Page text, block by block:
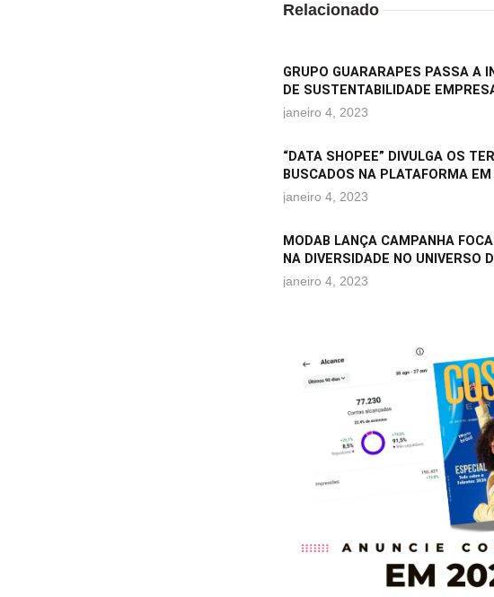
Relacionado
GRUPO GUARARAPES PASSA A
DE SUSTENTABILIDADE
janeiro 4, 2023
“DATA SHOPEE” DIVULGA OS
BUSCADOS NA PLATAFORMA
janeiro 4, 2023
MODAB LANÇA CAMPANHA
NA DIVERSIDADE NO UNIVERSO
janeiro 4, 2023